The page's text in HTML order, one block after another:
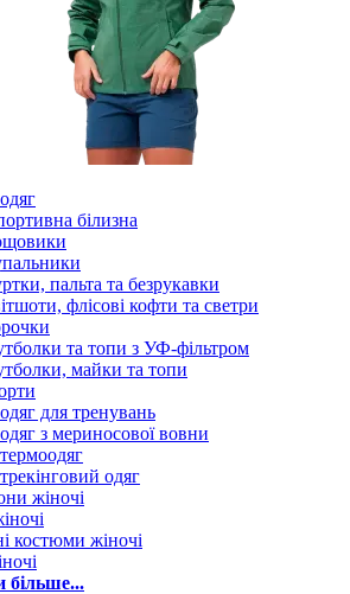
білизна
пальта та безрукавки
флісові кофти та светри
та топи з УФ-фільтром
майки та топи
для тренувань
з мериносової вовни
одяг
жіночі
костюми жіночі
більше...